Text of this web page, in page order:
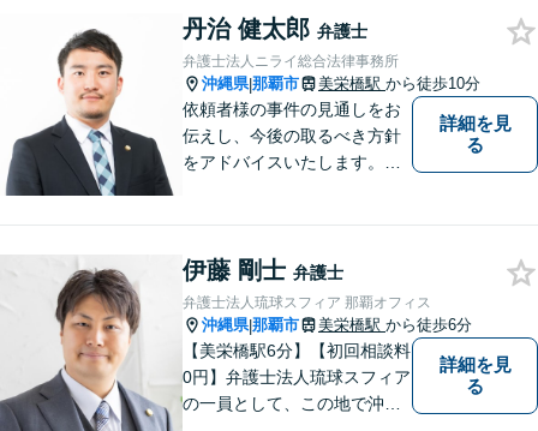
はなく、一社会人として相談
者の心に寄り添っていける弁
護士でありたいと思っていま
す。
丹治 健太郎 弁護士
弁護士法人ニライ総合法律事務所
沖縄県|那覇市 美栄橋駅 から徒歩10分
依頼者様の事件の見通しをお
伝えし、今後の取るべき方針
をアドバイスいたします。徹
詳細を見
る
伊藤 剛士 弁護士
弁護士法人琉球スフィア 那覇オフィス
沖縄県|那覇市 美栄橋駅 から徒歩6分
【美栄橋駅6分】【初回相談料
0円】弁護士法人琉球スフィア
の一員として、この地で沖縄
詳細を見
る